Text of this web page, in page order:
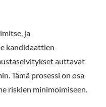
ja
kandidaattien
auttavat
Tämä prosessi on osa
riskien minimoimiseen.